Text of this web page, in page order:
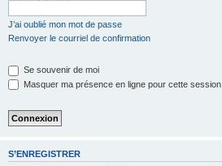
J’ai oublié mon mot de passe
Renvoyer le courriel de confirmation
Se souvenir de moi
Masquer ma présence en ligne pour cette session
S’ENREGISTRER